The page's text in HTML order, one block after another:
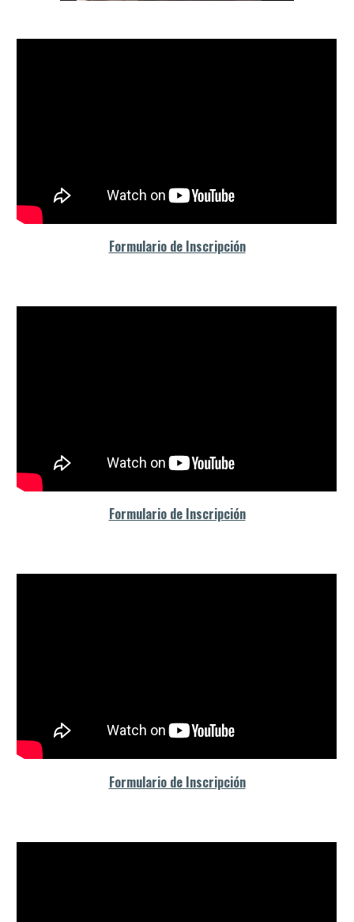
Formulario de Inscripción
Formulario de Inscripción
Formulario de Inscripción